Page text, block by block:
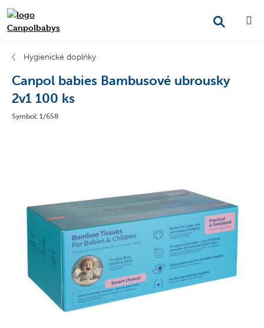
Hygienické doplňky
Canpol babies Bambusové ubrousky
2v1 100 ks
Symbol: 1/658